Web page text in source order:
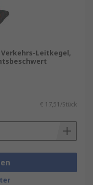
Verkehrs-Leitkegel,
€ 17,51/Stück